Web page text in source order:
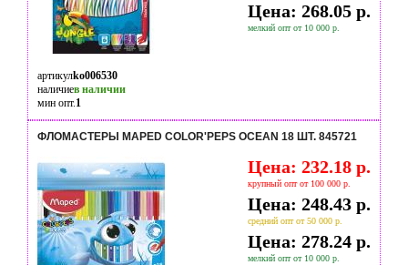
Цена: 268.05 р.
мелкий опт от 10 000 р.
артикулko006530
наличиев наличии
мин опт.1
ФЛОМАСТЕРЫ MAPED COLOR'PEPS OCEAN 18 ШТ. 845721
Цена: 232.18 р.
крупный опт от 100 000 р.
Цена: 248.43 р.
средний опт от 50 000 р.
Цена: 278.24 р.
мелкий опт от 10 000 р.